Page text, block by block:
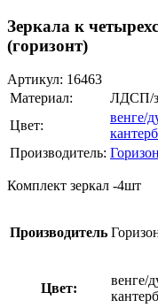
Зеркала к
(горизонт)
Артикул: 16463
Материал:
ЛДСП/
Цвет:
венге/
Производитель:
Комплект зеркал -4шт
Производитель
Цвет:
венге/